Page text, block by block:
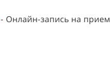
- Онлайн-запись на прием